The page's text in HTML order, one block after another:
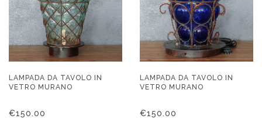
LAMPADA DA TAVOLO IN
VETRO MURANO
€150.00
LAMPADA DA TAVOLO IN
VETRO MURANO
€150.00